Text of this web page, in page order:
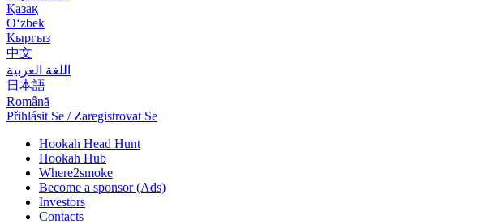
Қазақ
Оʻzbek
Кыргыз
中文
اللغة العربية
日本語
Română
Přihlásit Se / Zaregistrovat Se
Hookah Head Hunt
Hookah Hub
Where2smoke
Become a sponsor (Ads)
Investors
Contacts